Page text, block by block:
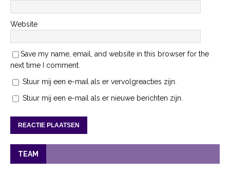
Website
Save my name, email, and website in this browser for the
next time I comment.
Stuur mij een e-mail als er vervolgreacties zijn.
Stuur mij een e-mail als er nieuwe berichten zijn.
TEAM